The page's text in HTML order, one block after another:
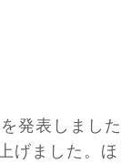
表しまし
ました。